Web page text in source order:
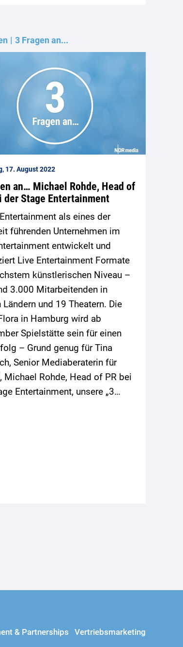
3 Fragen an...
17. August 2022
an… Michael Rohde, Head of
der Stage Entertainment
als eines der
führenden Unternehmen im
entwickelt und
Live Entertainment Formate
künstlerischen Niveau –
3.000 Mitarbeitenden in
Ländern und 19 Theatern. Die
in Hamburg wird ab
Spielstätte sein für einen
– Grund genug für Tina
Senior Mediaberaterin für
Michael Rohde, Head of PR bei
Entertainment, unsere „3…
& Partnerships Vertriebsmarketing